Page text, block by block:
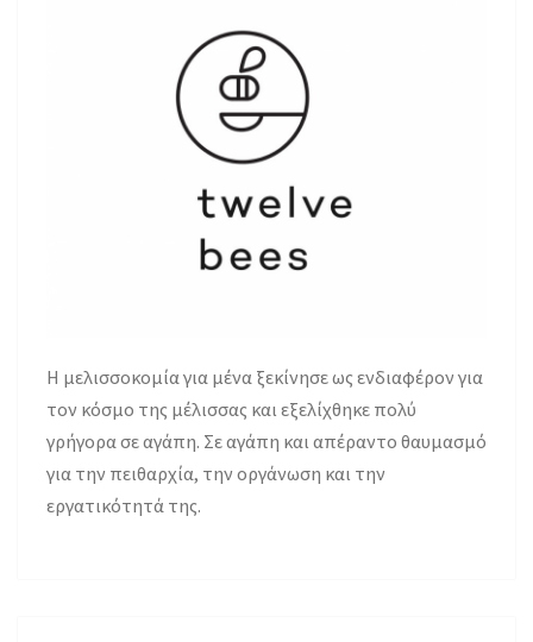
H μελισσοκομία για μένα ξεκίνησε ως ενδιαφέρον για
τον κόσμο της μέλισσας και εξελίχθηκε πολύ
γρήγορα σε αγάπη. Σε αγάπη και απέραντο θαυμασμό
για την πειθαρχία, την οργάνωση και την
εργατικότητά της.